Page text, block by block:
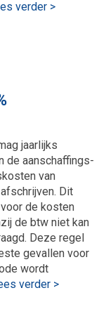
verder >
jaarlijks
de aanschaffings-
van
Dit
de kosten
de btw niet kan
Deze regel
gevallen voor
wordt
verder >